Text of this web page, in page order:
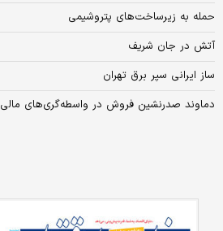
حمله به زیرساخت‌های پتروشیمی
آتش در جان شریف
ساز ایرانی سپر برق تهران
دماوند صدرنشین فروش در واسطه‌گری‌های مالی